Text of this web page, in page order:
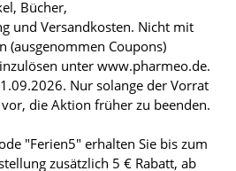
Bücher,
und Versandkosten. Nicht mit
(ausgenommen Coupons)
unter www.pharmeo.de.
Nur solange der Vorrat
die Aktion früher zu beenden.
"Ferien5" erhalten Sie bis zum
zusätzlich 5 € Rabatt, ab